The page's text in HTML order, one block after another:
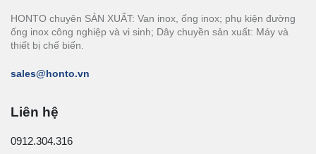
HONTO chuyên SẢN XUẤT: Van inox, ống inox; phụ kiện đường
ống inox công nghiệp và vi sinh; Dây chuyền sản xuất: Máy và
thiết bị chế biến.
sales@honto.vn
Liên hệ
0912.304.316